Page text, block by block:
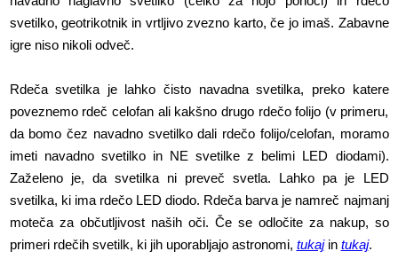
svetilko, geotrikotnik in vrtljivo zvezno karto, če jo imaš. Zabavne
igre niso nikoli odveč.
Rdeča svetilka je lahko čisto navadna svetilka, preko katere
poveznemo rdeč celofan ali kakšno drugo rdečo folijo (v primeru,
da bomo čez navadno svetilko dali rdečo folijo/celofan, moramo
imeti navadno svetilko in NE svetilke z belimi LED diodami).
Zaželeno je, da svetilka ni preveč svetla. Lahko pa je LED
svetilka, ki ima rdečo LED diodo. Rdeča barva je namreč najmanj
moteča za občutljivost naših oči. Če se odločite za nakup, so
primeri rdečih svetilk, ki jih uporabljajo astronomi, tukajin tukaj.